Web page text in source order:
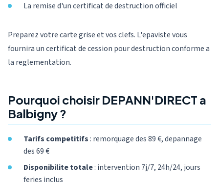
La remise d'un certificat de destruction officiel
Preparez votre carte grise et vos clefs. L'epaviste vous
fournira un certificat de cession pour destruction conforme a
la reglementation.
Pourquoi choisir DEPANN'DIRECT a
Balbigny ?
Tarifs competitifs: remorquage des 89 €, depannage
des 69 €
Disponibilite totale: intervention 7j/7, 24h/24, jours
feries inclus